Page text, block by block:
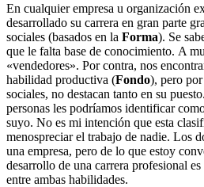
En cualquier empresa u organización
desarrollado su carrera en gran parte
sociales (basados en la Forma). Se
que le falta base de conocimiento. A
«vendedores». Por contra, nos
habilidad productiva (Fondo), pero
sociales, no destacan tanto en su
personas les podríamos identificar
suyo. No es mi intención que esta
menospreciar el trabajo de nadie. Los
una empresa, pero de lo que estoy
desarrollo de una carrera profesional
entre ambas habilidades.